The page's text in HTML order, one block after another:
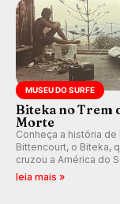
MUSEU DO SURFE
Biteka no Trem
Morte
Conheça a história de
Bittencourt, o Biteka,
cruzou a América do
ao Pacífico em uma
que se tornou um
leia mais »